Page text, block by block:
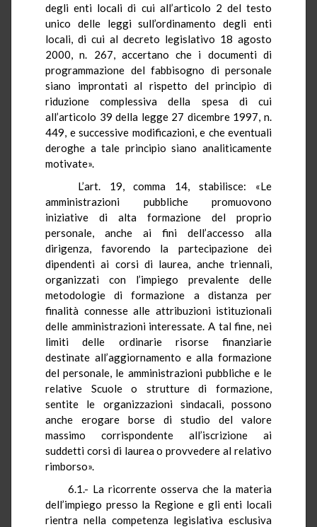
degli enti locali di cui all’articolo 2 del testo
unico delle leggi sull’ordinamento degli enti
locali, di cui al decreto legislativo 18 agosto
2000, n. 267, accertano che i documenti di
programmazione del fabbisogno di personale
siano improntati al rispetto del principio di
riduzione complessiva della spesa di cui
all’articolo 39 della legge 27 dicembre 1997, n.
449, e successive modificazioni, e che eventuali
deroghe a tale principio siano analiticamente
motivate».
L’art. 19, comma 14, stabilisce: «Le
amministrazioni pubbliche promuovono
iniziative di alta formazione del proprio
personale, anche ai fini dell’accesso alla
dirigenza, favorendo la partecipazione dei
dipendenti ai corsi di laurea, anche triennali,
organizzati con l’impiego prevalente delle
metodologie di formazione a distanza per
finalità connesse alle attribuzioni istituzionali
delle amministrazioni interessate. A tal fine, nei
limiti delle ordinarie risorse finanziarie
destinate all’aggiornamento e alla formazione
del personale, le amministrazioni pubbliche e le
relative Scuole o strutture di formazione,
sentite le organizzazioni sindacali, possono
anche erogare borse di studio del valore
massimo corrispondente all’iscrizione ai
suddetti corsi di laurea o provvedere al relativo
rimborso».
6.1.- La ricorrente osserva che la materia
dell’impiego presso la Regione e gli enti locali
rientra nella competenza legislativa esclusiva